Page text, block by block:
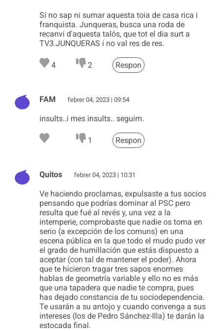
Si no sap ni sumar aquesta toia de casa rica i
franquista. Junqueras, busca una roda de
recanvi d'aquesta talós, que tot el dia surt a
TV3.JUNQUERAS i no val res de res.
4 2 Respon
FAM febrer 04, 2023 | 09:54
insults..i mes insults.. seguim.
1 Respon
Quitos febrer 04, 2023 | 10:31
Ve haciendo proclamas, expulsaste a tus socios
pensando que podrías dominar al PSC pero
resulta que fué al revés y, una vez a la
intemperie, comprobaste que nadie os toma en
serio (a excepción de los comuns) en una
escena pública en la que todo el mudo pudo ver
el grado de humillación que estás dispuesto a
aceptar (con tal de mantener el poder). Ahora
que te hicieron tragar tres sapos enormes
hablas de geometría variable y ello no es más
que una tapadera que nadie te compra, pues
has dejado constancia de tu sociodependencia.
Te usarán a su antojo y cuando convenga a sus
intereses (los de Pedro Sánchez-Illa) te darán la
estocada final.